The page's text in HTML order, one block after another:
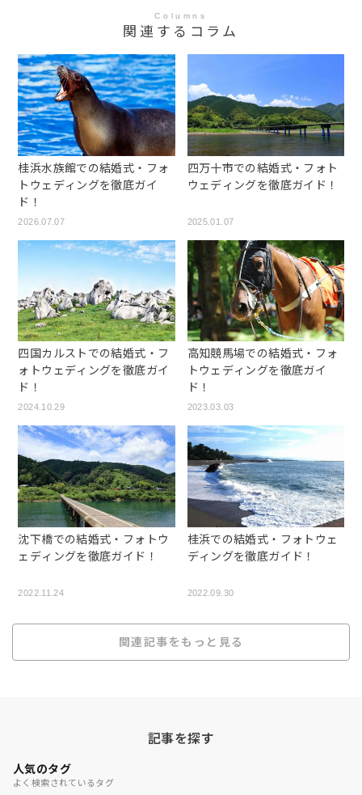
Columns
関連するコラム
桂浜水族館での結婚式・フォ
トウェディングを徹底ガイ
ド！
2026.07.07
四万十市での結婚式・フォト
ウェディングを徹底ガイド！
2025.01.07
四国カルストでの結婚式・フ
ォトウェディングを徹底ガイ
ド！
2024.10.29
高知競馬場での結婚式・フォ
トウェディングを徹底ガイ
ド！
2023.03.03
沈下橋での結婚式・フォトウ
ェディングを徹底ガイド！
2022.11.24
桂浜での結婚式・フォトウェ
ディングを徹底ガイド！
2022.09.30
関連記事をもっと見る
記事を探す
人気のタグ
よく検索されているタグ